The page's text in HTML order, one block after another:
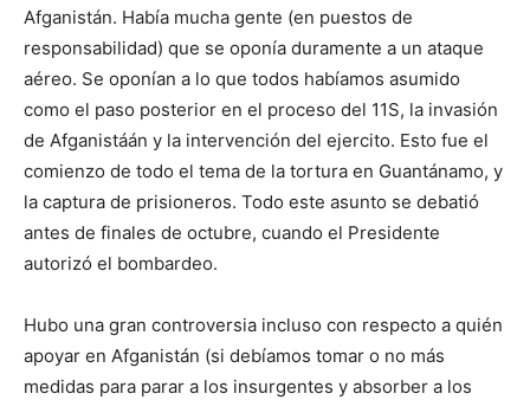
Afganistán. Había mucha gente (en puestos de
responsabilidad) que se oponía duramente a un ataque
aéreo. Se oponían a lo que todos habíamos asumido
como el paso posterior en el proceso del 11S, la invasión
de Afganistáán y la intervención del ejercito. Esto fue el
comienzo de todo el tema de la tortura en Guantánamo, y
la captura de prisioneros. Todo este asunto se debatió
antes de finales de octubre, cuando el Presidente
autorizó el bombardeo.
Hubo una gran controversia incluso con respecto a quién
apoyar en Afganistán (si debíamos tomar o no más
medidas para parar a los insurgentes y absorber a los